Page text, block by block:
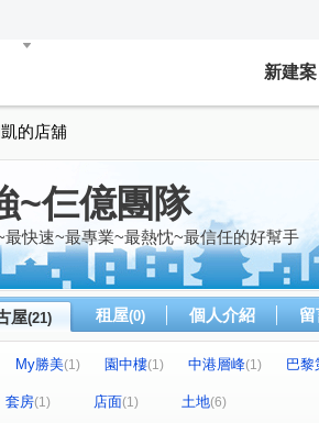
新建案
的店舖
~仨億團隊
最快速~最專業~最熱忱~最信任的好幫手
屋(21) 租屋(0) 個人介紹
My勝美(1) 園中樓(1) 中港層峰(1)
巴黎
瑞聯天地U區 圓環東路312巷31號
套房(1) 店面(1) 土地(6)